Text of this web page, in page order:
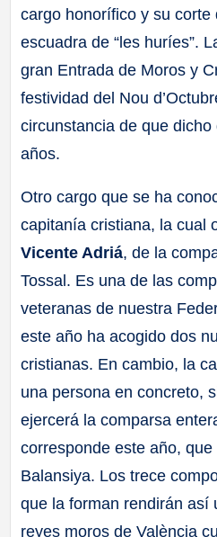
cargo honorífico y su corte
escuadra de “les huríes”.
gran Entrada de Moros y
festividad del Nou
circunstancia de que
años.
Otro cargo que se ha
capitanía cristiana, la cual
Vicente Adriá, de la
Tossal. Es una de las
veteranas de nuestra
este año ha acogido dos
cristianas. En cambio, la
una persona en concreto,
ejercerá la comparsa
corresponde este año,
Balansiya. Los trece
que la forman rendirán así
reyes moros de València